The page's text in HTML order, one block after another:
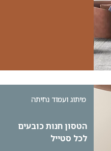
מיתוג ועמוד נחיתה
הטסון חנות כובעים
לכל סטייל